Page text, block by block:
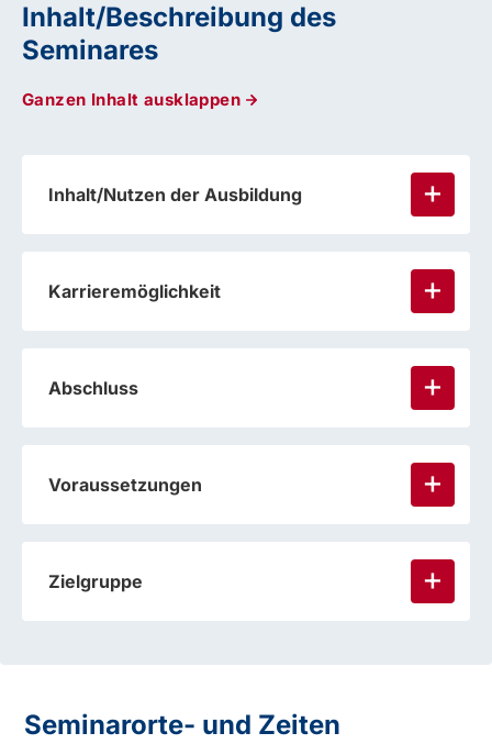
Inhalt/Beschreibung des
Seminares
Ganzen Inhalt ausklappen
Inhalt/Nutzen der Ausbildung
Karrieremöglichkeit
Abschluss
Voraussetzungen
Zielgruppe
Seminarorte- und Zeiten